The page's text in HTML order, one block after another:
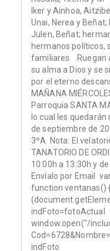
Iker y Ainhoa,
Unai, Nerea y Beñat;
Julen, Beñat;
hermanos políticos,
familiares. Ruegan
su alma a Dios y se
por el eterno
MAÑANA
Parroquia SANTA
lo cual les
de septiembre de
3ºA Nota: El
TANATORIO DE
10:00h a 13:30h y
Envíalo por Email
function ventanas()
indFoto=fotoActual
window.open("/
indFoto